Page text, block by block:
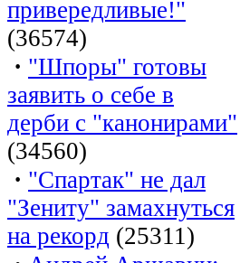
привередливые!"
(36574)
· "Шпоры" готовы
заявить о себе в
дерби с "канонирами"
(34560)
· "Спартак" не дал
"Зениту" замахнуться
на рекорд (25311)